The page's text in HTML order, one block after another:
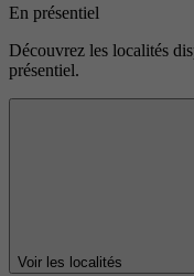
En présentiel
Découvrez les localités
présentiel.
Voir les localités